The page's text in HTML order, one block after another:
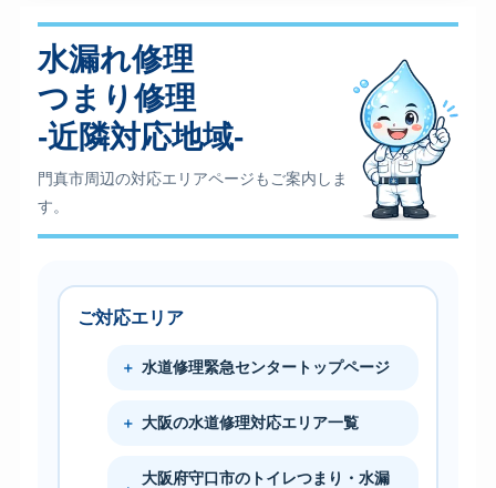
水漏れ修理
つまり修理
-近隣対応地域-
門真市周辺の対応エリアページもご案内しま
す。
ご対応エリア
水道修理緊急センタートップページ
大阪の水道修理対応エリア一覧
大阪府守口市のトイレつまり・水漏